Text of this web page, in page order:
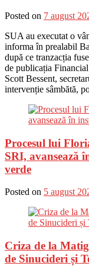
Posted on 7 august
SUA au executat o
informa în prealabil
după ce tranzacția
de publicația
Scott Bessent,
intervenție sâmbătă,
Procesul lui
SRI, avansează
verde
Posted on 5 august
Criza de la
de Sinucideri și